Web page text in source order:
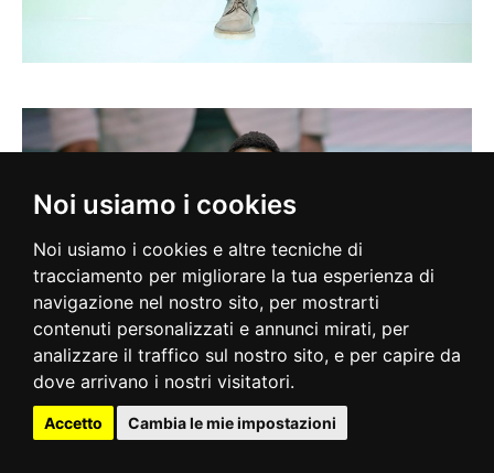
Noi usiamo i cookies
Noi usiamo i cookies e altre tecniche di
tracciamento per migliorare la tua esperienza di
navigazione nel nostro sito, per mostrarti
contenuti personalizzati e annunci mirati, per
analizzare il traffico sul nostro sito, e per capire da
dove arrivano i nostri visitatori.
Accetto Cambia le mie impostazioni